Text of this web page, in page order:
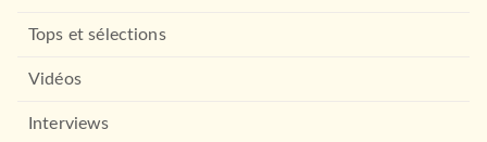
Tops et sélections
Vidéos
Interviews